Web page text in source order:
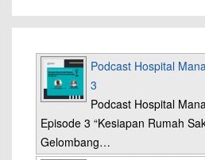
Podcast Hospital
3
Podcast Hospital
Episode 3 “Kesiapan Rumah
Gelombang…